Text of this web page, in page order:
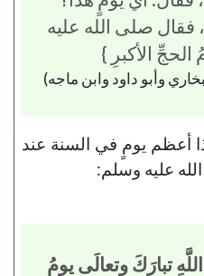
فقال صلى الله عليه
الأكبرِ }
وأبو داود وابن ماجه)
أعظم يومٍ في السنة عند
عليه وسلم:
تبارَكَ وتعالَى يومُ